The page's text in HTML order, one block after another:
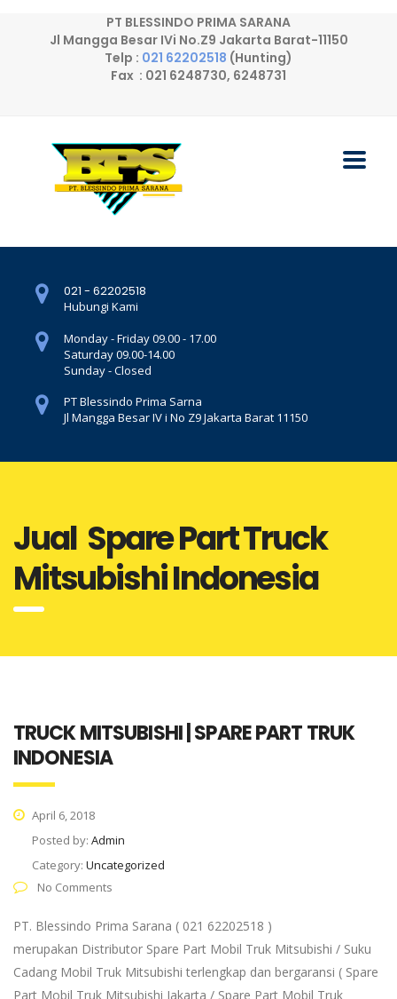
PT BLESSINDO PRIMA SARANA
Jl Mangga Besar IVi No.Z9 Jakarta Barat-11150
Telp : 021 62202518 (Hunting)
Fax : 021 6248730, 6248731
021 - 62202518
Hubungi Kami
Monday - Friday 09.00 - 17.00
Saturday 09.00-14.00
Sunday - Closed
PT Blessindo Prima Sarna
Jl Mangga Besar IV i No Z9 Jakarta Barat 11150
Jual Spare Part Truck
Mitsubishi Indonesia
TRUCK MITSUBISHI | SPARE PART TRUK
INDONESIA
April 6, 2018
Posted by: Admin
Category: Uncategorized
No Comments
PT. Blessindo Prima Sarana ( 021 62202518 )
merupakan Distributor Spare Part Mobil Truk Mitsubishi / Suku
Cadang Mobil Truk Mitsubishi terlengkap dan bergaransi ( Spare
Part Mobil Truk Mitsubishi Jakarta / Spare Part Mobil Truk